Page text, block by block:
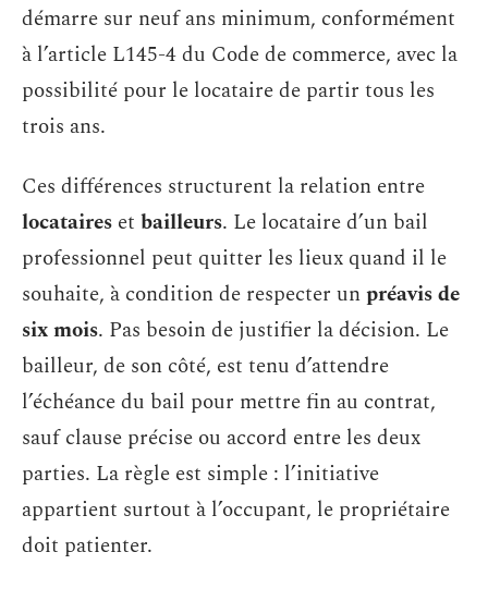
démarre sur neuf ans minimum, conformément
à l’article L145-4 du Code de commerce, avec la
possibilité pour le locataire de partir tous les
trois ans.
Ces différences structurent la relation entre
locataires et bailleurs. Le locataire d’un bail
professionnel peut quitter les lieux quand il le
souhaite, à condition de respecter unpréavis de
six mois. Pas besoin de justifier la décision. Le
bailleur, de son côté, est tenu d’attendre
l’échéance du bail pour mettre fin au contrat,
sauf clause précise ou accord entre les deux
parties. La règle est simple : l’initiative
appartient surtout à l’occupant, le propriétaire
doit patienter.